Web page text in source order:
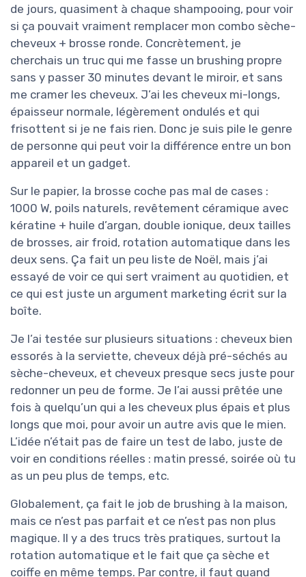
de jours, quasiment à chaque shampooing, pour voir
si ça pouvait vraiment remplacer mon combo sèche-
cheveux + brosse ronde. Concrètement, je
cherchais un truc qui me fasse un brushing propre
sans y passer 30 minutes devant le miroir, et sans
me cramer les cheveux. J’ai les cheveux mi-longs,
épaisseur normale, légèrement ondulés et qui
frisottent si je ne fais rien. Donc je suis pile le genre
de personne qui peut voir la différence entre un bon
appareil et un gadget.
Sur le papier, la brosse coche pas mal de cases :
1000 W, poils naturels, revêtement céramique avec
kératine + huile d’argan, double ionique, deux tailles
de brosses, air froid, rotation automatique dans les
deux sens. Ça fait un peu liste de Noël, mais j’ai
essayé de voir ce qui sert vraiment au quotidien, et
ce qui est juste un argument marketing écrit sur la
boîte.
Je l’ai testée sur plusieurs situations : cheveux bien
essorés à la serviette, cheveux déjà pré-séchés au
sèche-cheveux, et cheveux presque secs juste pour
redonner un peu de forme. Je l’ai aussi prêtée une
fois à quelqu’un qui a les cheveux plus épais et plus
longs que moi, pour avoir un autre avis que le mien.
L’idée n’était pas de faire un test de labo, juste de
voir en conditions réelles : matin pressé, soirée où tu
as un peu plus de temps, etc.
Globalement, ça fait le job de brushing à la maison,
mais ce n’est pas parfait et ce n’est pas non plus
magique. Il y a des trucs très pratiques, surtout la
rotation automatique et le fait que ça sèche et
coiffe en même temps. Par contre, il faut quand